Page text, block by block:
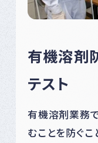
有機溶剤
テスト
有機溶剤業務
むことを防ぐこ